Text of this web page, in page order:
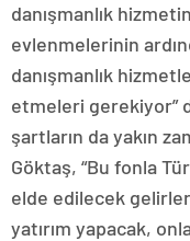
danışmanlık
evlenmelerinin
danışmanlık
etmeleri gerekiyor”
şartların da yakın
Göktaş, “Bu fonla
elde edilecek
yatırım yapacak,